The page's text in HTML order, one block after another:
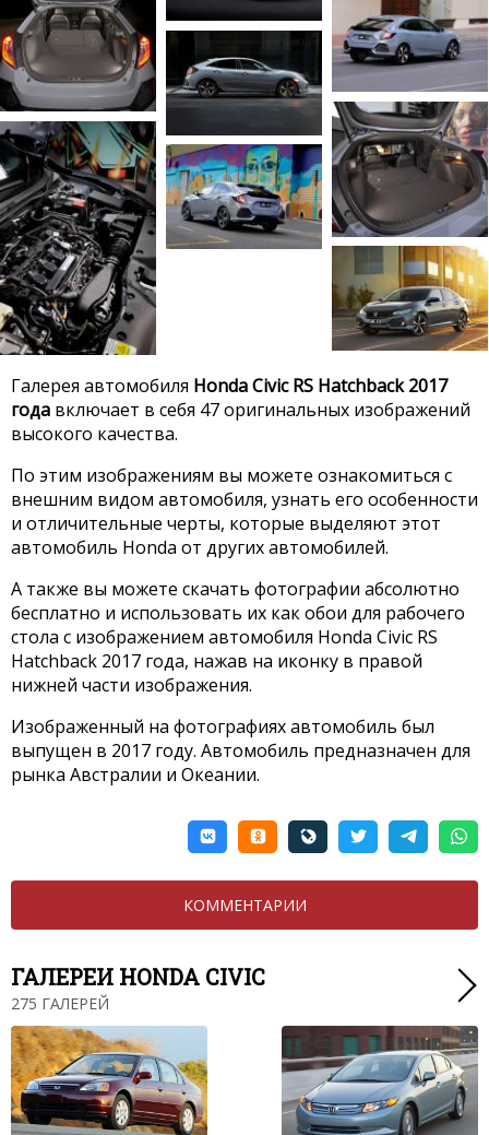
Галерея автомобиля Honda Civic RS Hatchback 2017
года включает в себя 47 оригинальных изображений
высокого качества.
По этим изображениям вы можете ознакомиться с
внешним видом автомобиля, узнать его особенности
и отличительные черты, которые выделяют этот
автомобиль Honda от других автомобилей.
А также вы можете скачать фотографии абсолютно
бесплатно и использовать их как обои для рабочего
стола с изображением автомобиля Honda Civic RS
Hatchback 2017 года, нажав на иконку в правой
нижней части изображения.
Изображенный на фотографиях автомобиль был
выпущен в 2017 году. Автомобиль предназначен для
рынка Австралии и Океании.
КОММЕНТАРИИ
ГАЛЕРЕИ HONDA CIVIC
275 ГАЛЕРЕЙ